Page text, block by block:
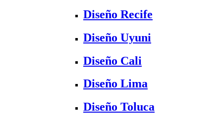
Diseño Recife
Diseño Uyuni
Diseño Cali
Diseño Lima
Diseño Toluca